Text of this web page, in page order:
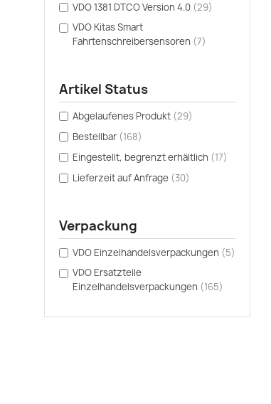
VDO 1381 DTCO Version 4.0 (29)
VDO Kitas Smart
Fahrtenschreibersensoren (7)
Artikel Status
Abgelaufenes Produkt (29)
Bestellbar (168)
Eingestellt, begrenzt erhältlich (17)
Lieferzeit auf Anfrage (30)
Verpackung
VDO Einzelhandelsverpackungen (5)
VDO Ersatzteile
Einzelhandelsverpackungen (165)